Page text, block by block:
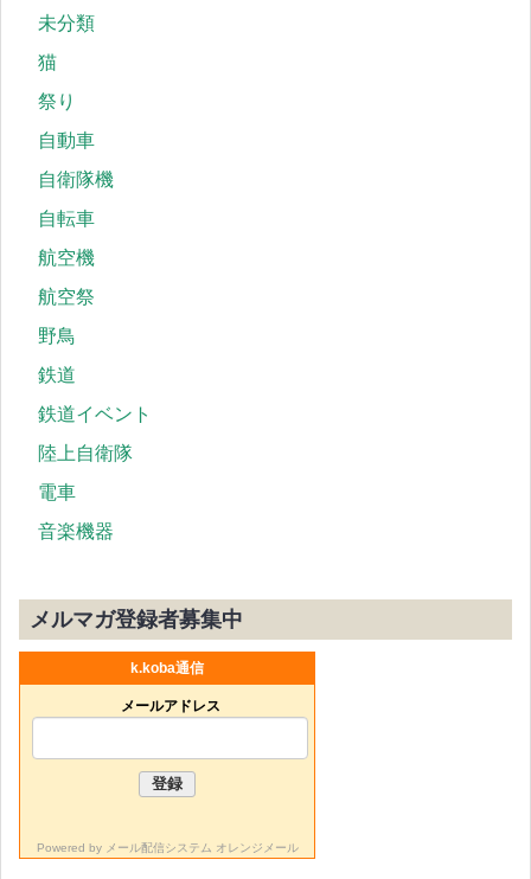
未分類
猫
祭り
自動車
自衛隊機
自転車
航空機
航空祭
野鳥
鉄道
鉄道イベント
陸上自衛隊
電車
音楽機器
メルマガ登録者募集中
k.koba通信
メールアドレス
Powered by メール配信システム オレンジメール